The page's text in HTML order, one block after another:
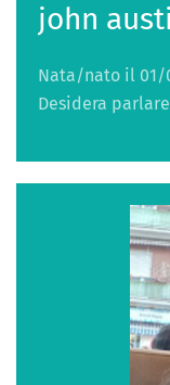
john
Nata/nato il 01/
Desidera